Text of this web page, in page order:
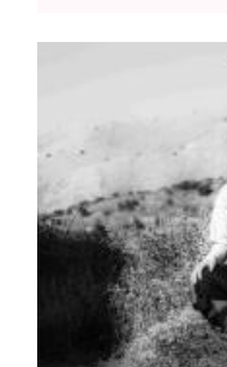
Billie